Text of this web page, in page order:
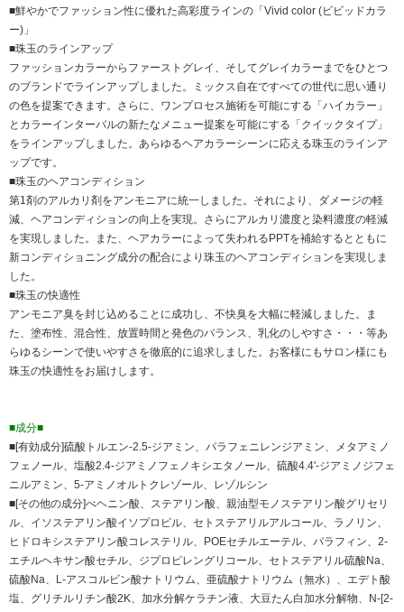
■鮮やかでファッション性に優れた高彩度ラインの「Vivid color (ビビッドカラ
ー)」
■珠玉のラインアップ
ファッションカラーからファーストグレイ、そしてグレイカラーまでをひとつ
のブランドでラインアップしました。ミックス自在ですべての世代に思い通り
の色を提案できます。さらに、ワンプロセス施術を可能にする「ハイカラー」
とカラーインターバルの新たなメニュー提案を可能にする「クイックタイプ」
をラインアップしました。あらゆるヘアカラーシーンに応える珠玉のラインア
ップです。
■珠玉のヘアコンディション
第1剤のアルカリ剤をアンモニアに統一しました。それにより、ダメージの軽
減、ヘアコンディションの向上を実現。さらにアルカリ濃度と染料濃度の軽減
を実現しました。また、ヘアカラーによって失われるPPTを補給するとともに
新コンディショニング成分の配合により珠玉のヘアコンディションを実現しま
した。
■珠玉の快適性
アンモニア臭を封じ込めることに成功し、不快臭を大幅に軽減しました。ま
た、塗布性、混合性、放置時間と発色のバランス、乳化のしやすさ・・・等あ
らゆるシーンで使いやすさを徹底的に追求しました。お客様にもサロン様にも
珠玉の快適性をお届けします。
■成分■
■[有効成分]硫酸トルエン-2.5-ジアミン、パラフェニレンジアミン、メタアミノ
フェノール、塩酸2.4-ジアミノフェノキシエタノール、硫酸4.4'-ジアミノジフェ
ニルアミン、5-アミノオルトクレゾール、レゾルシン
■[その他の成分]べヘニン酸、ステアリン酸、親油型モノステアリン酸グリセリ
ル、イソステアリン酸イソプロピル、セトステアリルアルコール、ラノリン、
ヒドロキシステアリン酸コレステリル、POEセチルエーテル、パラフィン、2-
エチルヘキサン酸セチル、ジプロピレングリコール、セトステアリル硫酸Na、
硫酸Na、L-アスコルビン酸ナトリウム、亜硫酸ナトリウム（無水）、エデト酸
塩、グリチルリチン酸2K、加水分解ケラチン液、大豆たん白加水分解物、N-[2-